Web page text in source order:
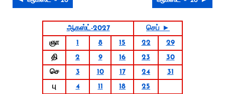
ஆகஸ்ட்-2027
செப் ►
ஞா
1 8 15 22
29
தி
2 9 16 23
30
செ
3 10 17 24
31
பு
4 11 18
25